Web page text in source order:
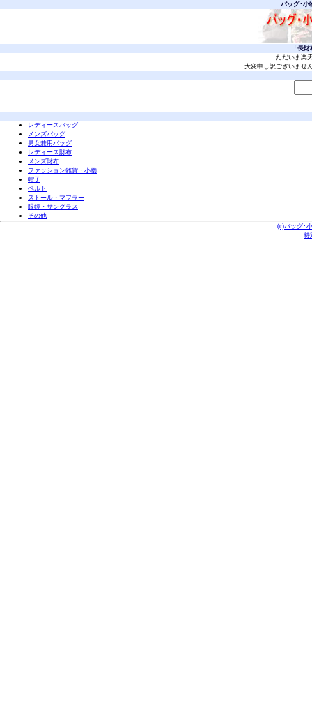
バッグ･小
「長
ただいま楽
大変申し訳ございませ
レディースバッグ
メンズバッグ
男女兼用バッグ
レディース財布
メンズ財布
ファッション雑貨・小物
帽子
ベルト
ストール・マフラー
眼鏡・サングラス
その他
(c)バッグ･
特